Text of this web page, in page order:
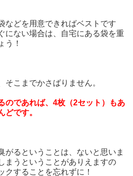
などを用意できればベストです
にない場合は、自宅にある袋を重
う！
そこまでかさばりません。
のであれば、4枚（2セット）もあ
どです。
がるということは、ないと思いま
まうということがありえますの
クすることを忘れずに！